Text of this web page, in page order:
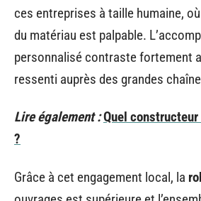
ces entreprises à taille humaine,
du matériau est palpable.
personnalisé contraste fortement
ressenti auprès des grandes
Lire également :Quel
?
Grâce à cet engagement local, la